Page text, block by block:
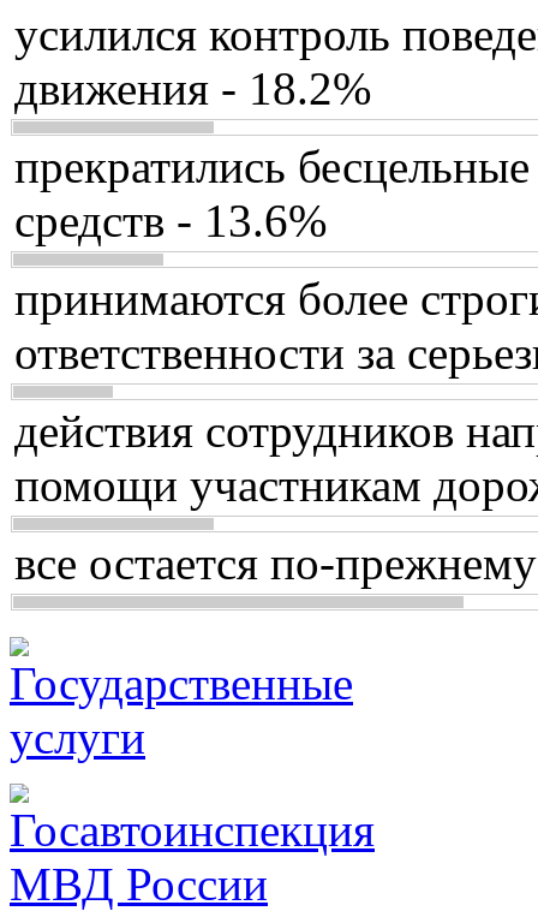
усилился контроль
движения - 18.2%
прекратились
средств - 13.6%
принимаются более
ответственности за
действия сотрудников
помощи участникам
все остается по-